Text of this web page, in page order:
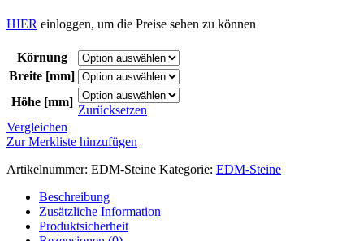
HIER einloggen, um die Preise sehen zu können
Körnung
Breite [mm]
Höhe [mm]
Zurücksetzen
Vergleichen
Zur Merkliste hinzufügen
Artikelnummer: EDM-Steine Kategorie: EDM-Steine
Beschreibung
Zusätzliche Information
Produktsicherheit